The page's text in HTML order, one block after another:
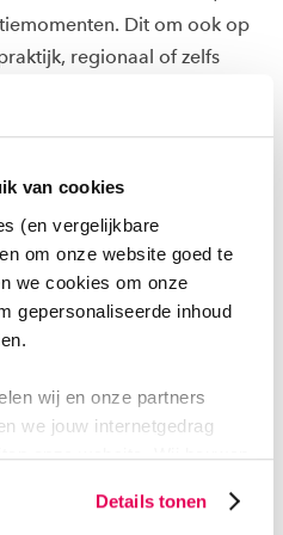
van cookies
(en vergelijkbare
om onze website goed te
we cookies om onze
gepersonaliseerde inhoud
wij en onze partners
we jouw internetgedrag
onze website. Wij bouwen
op jouw voorkeuren. Ook
Details tonen
Dit om ook op
regionaal of zelfs
doen over het
Diëtisten
zei daarover:
cliënten verschillende
werkwijze
in slagen richting
zorgverzekeraars en
hebben gekozen voor
dit de grootste groep
wordt dan is